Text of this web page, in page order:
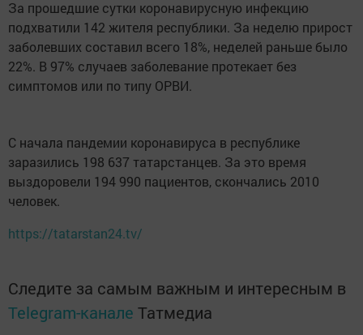
За прошедшие сутки коронавирусную инфекцию
подхватили 142 жителя республики. За неделю прирост
заболевших составил всего 18%, неделей раньше было
22%. В 97% случаев заболевание протекает без
симптомов или по типу ОРВИ.
С начала пандемии коронавируса в республике
заразились 198 637 татарстанцев. За это время
выздоровели 194 990 пациентов, скончались 2010
человек.
https://tatarstan24.tv/
Следите за самым важным и интересным в
Telegram-канале Татмедиа